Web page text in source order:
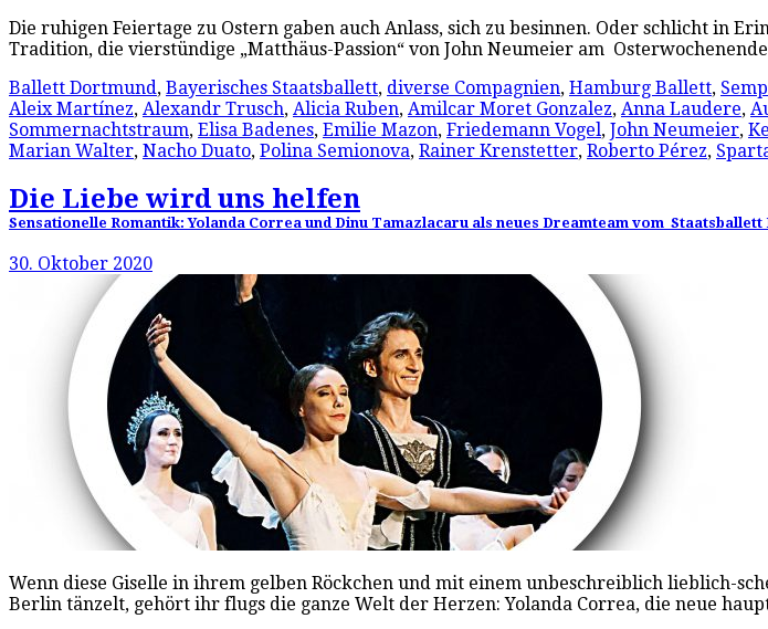
Die ruhigen Feiertage zu Ostern gaben auch Anlass, sich zu besinnen. Oder schlicht in
Tradition, die vierstündige „Matthäus-Passion“ von John Neumeier am
Ballett Dortmund, Bayerisches Staatsballett, diverse Compagnien, Hamburg Ballett,
Aleix Martínez, Alexandr Trusch, Alicia Ruben, Amilcar Moret Gonzalez, Anna Laudere,
Sommernachtstraum, Elisa Badenes, Emilie Mazon, Friedemann Vogel, John Neumeier,
Marian Walter, Nacho Duato, Polina Semionova, Rainer Krenstetter, Roberto Pérez,
Die Liebe wird uns helfen
Sensationelle Romantik: Yolanda Correa und Dinu Tamazlacaru als neues Dreamteam vom Staatsballett
30. Oktober 2020
Wenn diese Giselle in ihrem gelben Röckchen und mit einem unbeschreiblich lieblich-
Berlin tänzelt, gehört ihr flugs die ganze Welt der Herzen: Yolanda Correa, die neue